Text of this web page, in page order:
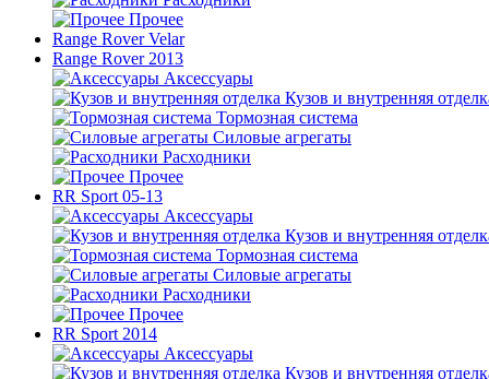
Прочее
Range Rover Velar
Range Rover 2013
Аксессуары
Кузов и внутренняя
Тормозная система
Силовые агрегаты
Расходники
Прочее
RR Sport 05-13
Аксессуары
Кузов и внутренняя
Тормозная система
Силовые агрегаты
Расходники
Прочее
RR Sport 2014
Аксессуары
Кузов и внутренняя